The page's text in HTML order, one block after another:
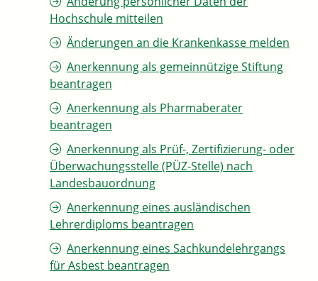
Hochschule mitteilen
Änderungen an die Krankenkasse melden
Anerkennung als gemeinnützige Stiftung
beantragen
Anerkennung als Pharmaberater
beantragen
Anerkennung als Prüf-, Zertifizierung- oder
Überwachungsstelle (PÜZ-Stelle) nach
Landesbauordnung
Anerkennung eines ausländischen
Lehrerdiploms beantragen
Anerkennung eines Sachkundelehrgangs
für Asbest beantragen